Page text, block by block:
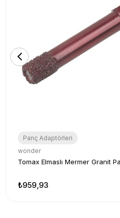
Panç Adaptörleri
wonder
Tomax Elmaslı Mermer Granit
₺959,93